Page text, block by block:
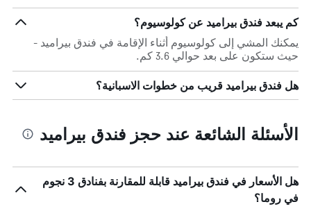
كم يبعد فندق بيراميد عن كولوسيوم؟
يمكنك المشي إلى كولوسيوم أثناء الإقامة في فندق بيراميد -
حيث ستكون على بعد حوالي 3.6 كم.
هل فندق بيراميد قريب من خطوات الاسبانية؟
الأسئلة الشائعة عند حجز فندق بيراميد
هل الأسعار في فندق بيراميد قابلة للمقارنة بفنادق 3 نجوم
في روما؟